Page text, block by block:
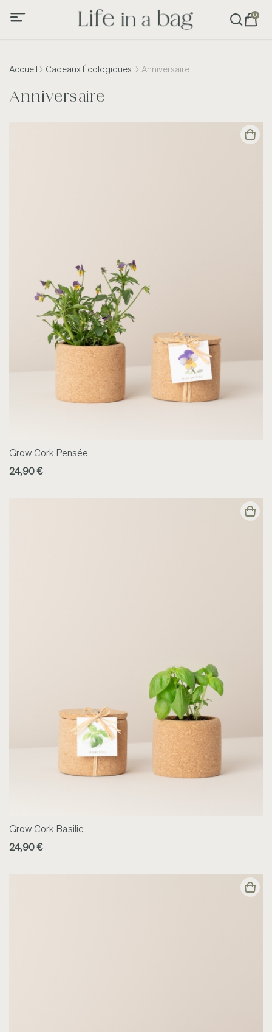
0
Accueil Cadeaux Écologiques Anniversaire
Anniversaire
Grow Cork Pensée
24,90 €
Grow Cork Basilic
24,90 €